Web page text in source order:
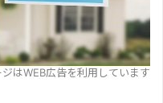
ジはWEB広告を利用しています